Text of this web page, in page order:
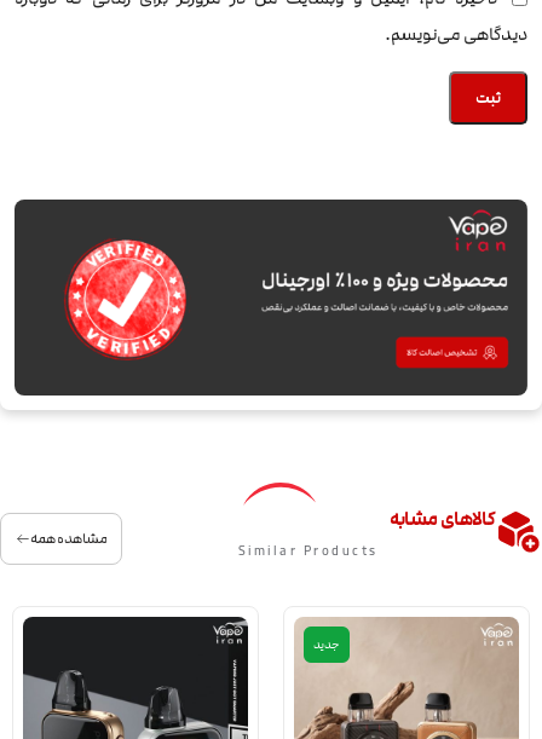
دیدگاهی می‌نویسم.
کالاهای مشابه
Similar Products
مشاهده همه
جدید